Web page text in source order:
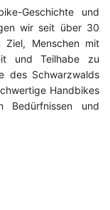
Geschichte und
wir seit über 30
Ziel, Menschen mit
und Teilhabe zu
des Schwarzwalds
Handbikes
Bedürfnissen und